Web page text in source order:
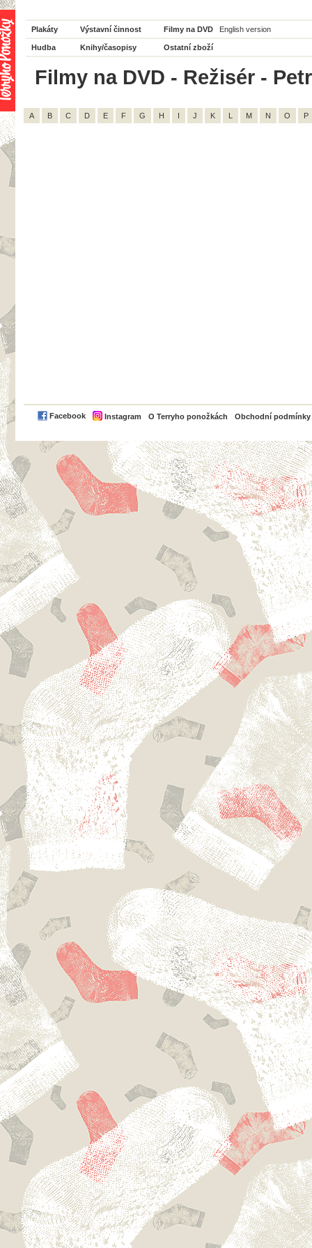
Plakáty Výstavní činnost Filmy na DVD English version
Hudba Knihy/časopisy Ostatní zboží
Filmy na DVD - Režisér -
A B C D E F G H I J K L M N O P
Facebook Instagram O Terryho ponožkách Obchodní podmínky
PayPal